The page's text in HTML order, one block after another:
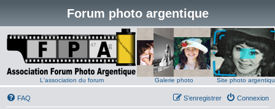
Forum photo argentique
L'association du forum Galerie photo Site photo
FAQ Connexion
S’enregistrer